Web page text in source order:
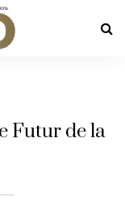
Futur de la